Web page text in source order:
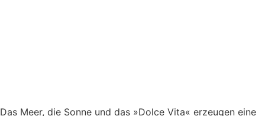
Das Meer, die Sonne und das »Dolce Vita« erzeugen eine